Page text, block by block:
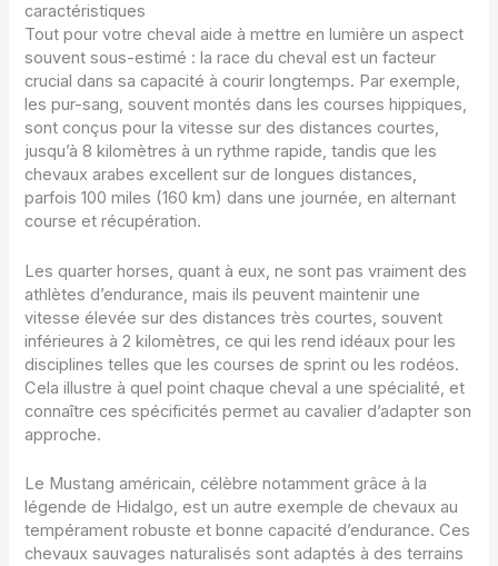
caractéristiques
Tout pour votre cheval aide à mettre en lumière un aspect
souvent sous-estimé : la race du cheval est un facteur
crucial dans sa capacité à courir longtemps. Par exemple,
les pur-sang, souvent montés dans les courses hippiques,
sont conçus pour la vitesse sur des distances courtes,
jusqu’à 8 kilomètres à un rythme rapide, tandis que les
chevaux arabes excellent sur de longues distances,
parfois 100 miles (160 km) dans une journée, en alternant
course et récupération.
Les quarter horses, quant à eux, ne sont pas vraiment des
athlètes d’endurance, mais ils peuvent maintenir une
vitesse élevée sur des distances très courtes, souvent
inférieures à 2 kilomètres, ce qui les rend idéaux pour les
disciplines telles que les courses de sprint ou les rodéos.
Cela illustre à quel point chaque cheval a une spécialité, et
connaître ces spécificités permet au cavalier d’adapter son
approche.
Le Mustang américain, célèbre notamment grâce à la
légende de Hidalgo, est un autre exemple de chevaux au
tempérament robuste et bonne capacité d’endurance. Ces
chevaux sauvages naturalisés sont adaptés à des terrains